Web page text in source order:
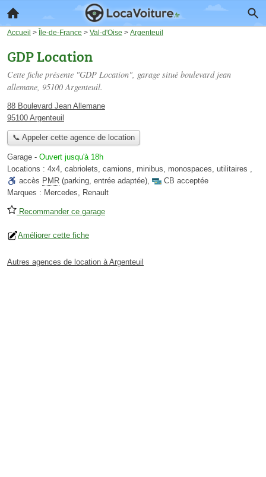
Accueil > Île-de-France > Val-d'Oise > Argenteuil
GDP Location
Cette fiche présente "GDP Location", garage situé boulevard jean
allemane, 95100 Argenteuil.
88 Boulevard Jean Allemane
95100 Argenteuil
📞 Appeler cette agence de location
Garage - Ouvert jusqu'à 18h
Locations : 4x4, cabriolets, camions, minibus, monospaces, utilitaires ,
accès PMR (parking, entrée adaptée),
CB acceptée
Marques : Mercedes, Renault
Recommander ce garage
Améliorer cette fiche
Autres agences de location à Argenteuil